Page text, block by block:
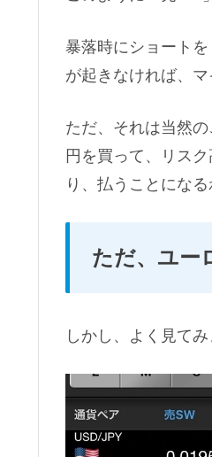
暴落時にショート
が起きなければ、
ただ、それは当然
円を買って、リス
り、払うことになる
ただ、ユー
しかし、よく見てみ